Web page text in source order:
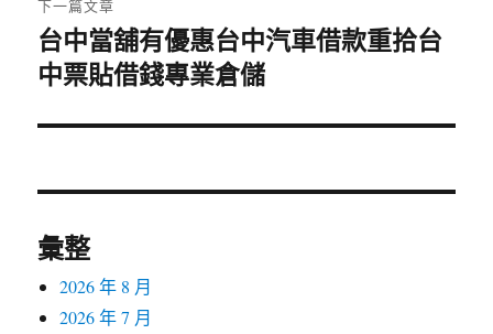
下一篇文章
下
一
文
台中當舖有優惠台中汽車借款重拾台
中票貼借錢專業倉儲
彙整
2026 年 8 月
2026 年 7 月